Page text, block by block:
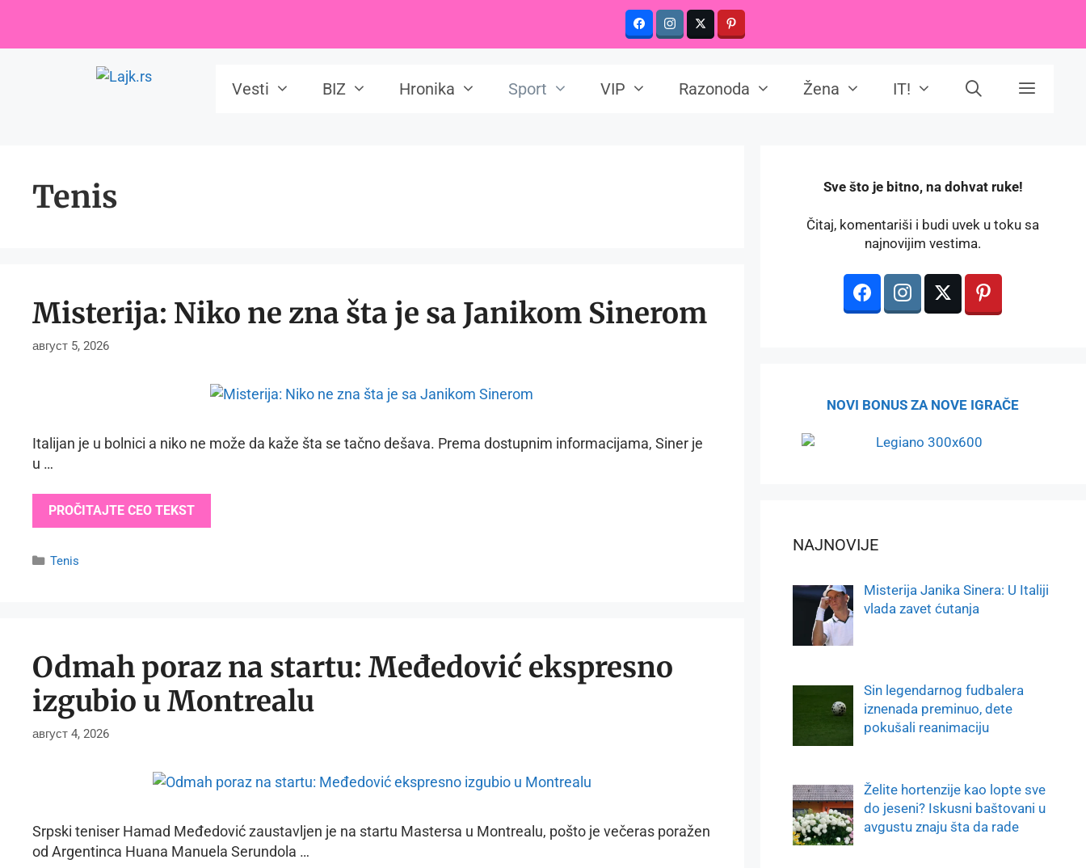
content
Vesti BIZ Hronika Sport VIP Razonoda Žena IT!
Tenis
Misterija: Niko ne zna šta je sa Janikom Sinerom
август 5, 2026
Italijan je u bolnici a niko ne može da kaže šta se tačno dešava. Prema dostupnim informacijama, Siner je
u …
PROČITAJTE CEO TEKST
Categories
Tenis
Odmah poraz na startu: Međedović ekspresno
izgubio u Montrealu
август 4, 2026
Srpski teniser Hamad Međedović zaustavljen je na startu Mastersa u Montrealu, pošto je večeras poražen
od Argentinca Huana Manuela Serundola …
️Sve što je bitno, na dohvat ruke!
Čitaj, komentariši i budi uvek u toku sa
najnovijim vestima.
NOVI BONUS ZA NOVE IGRAČE
NAJNOVIJE
Misterija Janika Sinera: U Italiji
vlada zavet ćutanja
Sin legendarnog fudbalera
iznenada preminuo, dete
pokušali reanimaciju
Želite hortenzije kao lopte sve
do jeseni? Iskusni baštovani u
avgustu znaju šta da rade